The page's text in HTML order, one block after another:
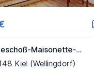
Maisonette-
44 qm am Tilsiter Platz
Kiel (Wellingdorf)